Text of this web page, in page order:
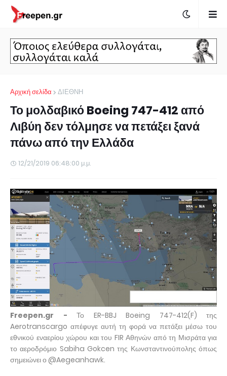
Αρχική σελίδα ΔΙΕΘΝΗ
Το μολδαβικό Boeing 747-412 από
Λιβύη δεν τόλμησε να πετάξει ξανά
πάνω από την Ελλάδα
12/21/2019 06:48:00 μ.μ.
Freepen.gr - Το ER-BBJ Boeing 747-412(F) της
Aerotranscargo απέφυγε αυτή τη φορά να πετάξει μέσω του
εθνικού εναερίου χώρου και του FIR Αθηνών από τη Μισράτα για
το αεροδρόμιο Sabiha Gokcen της Κωνσταντινούπολης όπως
σημειώνει ο @Aegeanhawk.